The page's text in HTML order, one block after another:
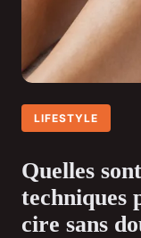
LIFESTYLE
Quelles
techniques
cire sans